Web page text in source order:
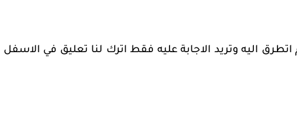
اليه وتريد الاجابة عليه فقط اترك لنا تعليق في